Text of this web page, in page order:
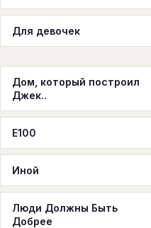
Для девочек
Дом, который построил
Джек..
Е100
Иной
Люди Должны Быть
Добрее